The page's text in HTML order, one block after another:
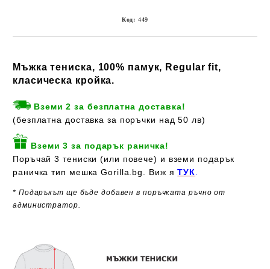
Код: 449
Мъжка тениска, 100% памук, Regular fit,
класическа кройка.
Вземи 2 за безплатна доставка!
(безплатна доставка за поръчки над 50 лв)
Вземи 3 за подарък раничка!
Поръчай 3 тениски (или повече) и вземи подарък
раничка тип мешка Gorilla.bg. Виж яТУК
* Подаръкът ще бъде добавен в поръчката ръчно от
администратор.